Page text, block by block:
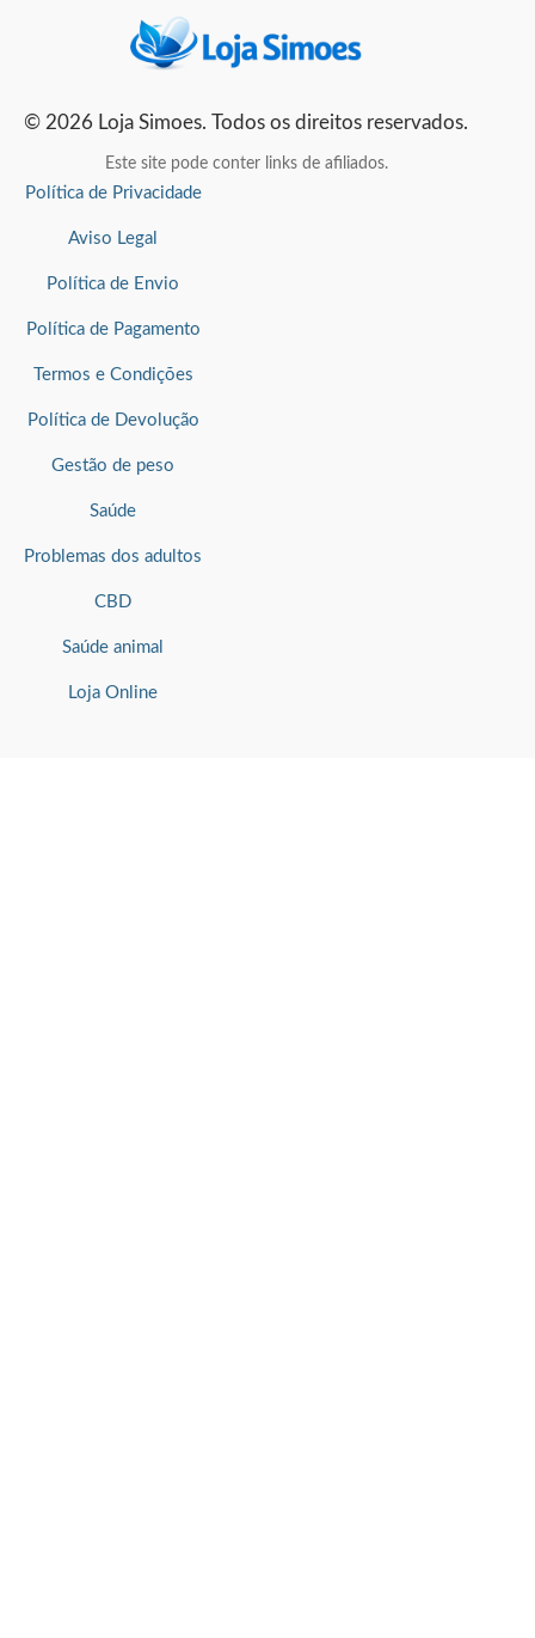
© 2026 Loja Simoes. Todos os direitos reservados.
Este site pode conter links de afiliados.
Política de Privacidade
Aviso Legal
Política de Envio
Política de Pagamento
Termos e Condições
Política de Devolução
Gestão de peso
Saúde
Problemas dos adultos
CBD
Saúde animal
Loja Online